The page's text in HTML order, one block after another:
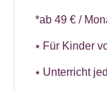
*ab 49 € /
⭑ Für Kinder
⭑ Unterricht